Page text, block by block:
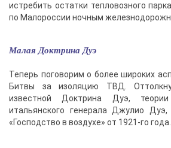
истребить остатки тепловозного
по Малороссии ночным
Малая Доктрина Дуэ
Теперь поговорим о более широких
Битвы за изоляцию ТВД.
известной Доктрина Дуэ,
итальянского генерала Джулио
«Господство в воздухе» от 1921-го года.